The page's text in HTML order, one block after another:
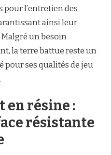
pour l’entretien des
ainsi leur
un besoin
la terre battue reste un
pour ses qualités de jeu
en résine :
résistante